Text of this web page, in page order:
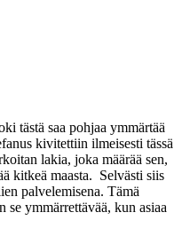
tästä saa pohjaa ymmärtää
kivitettiin ilmeisesti tässä
lakia, joka määrää sen,
kitkeä maasta. Selvästi siis
palvelemisena. Tämä
se ymmärrettävää, kun asiaa